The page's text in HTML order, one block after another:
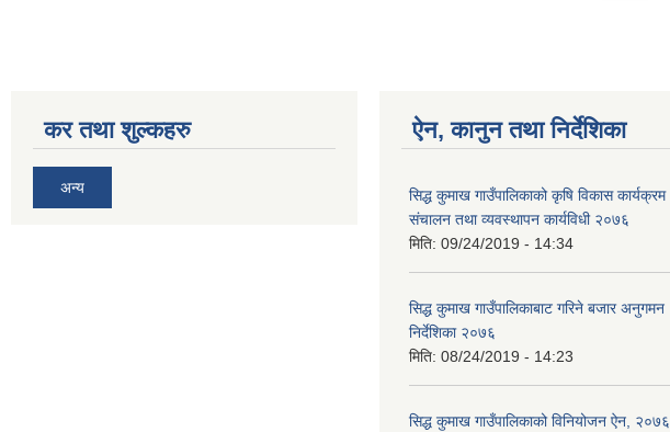
कर तथा शुल्कहरु
अन्य
ऐन, कानुन तथा निर्देशिका
सिद्ध कुमाख गाउँपालिकाको कृषि विकास कार्यक्रम
संचालन तथा व्यवस्थापन कार्यविधी २०७६
मिति: 09/24/2019 - 14:34
सिद्ध कुमाख गाउँपालिकाबाट गरिने बजार अनुगमन
निर्देशिका २०७६
मिति: 08/24/2019 - 14:23
सिद्ध कुमाख गाउँपालिकाको विनियोजन ऐन, २०७६